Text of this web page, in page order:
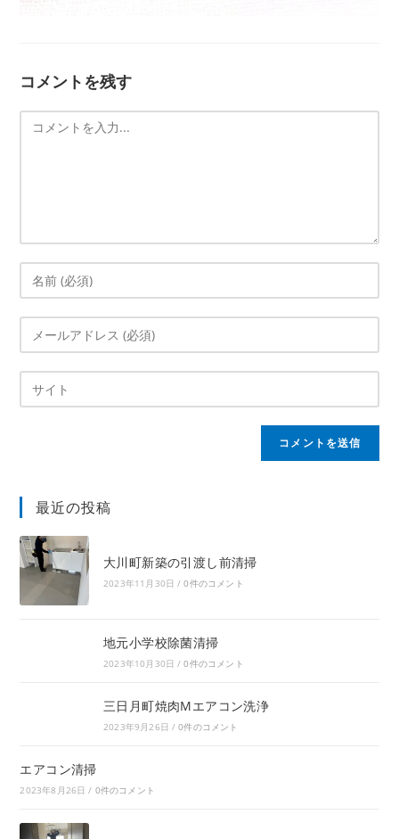
コメントを残す
最近の投稿
大川町新築の引渡し前清掃
2023年11月30日 / 0件のコメント
地元小学校除菌清掃
2023年10月30日 / 0件のコメント
三日月町焼肉Mエアコン洗浄
2023年9月26日 / 0件のコメント
エアコン清掃
2023年8月26日 / 0件のコメント